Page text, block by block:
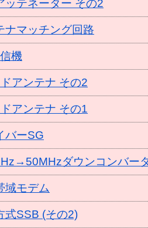
テネーター その2
マッチング回路
機
アンテナ その2
アンテナ その1
ーSG
ダウンコンバー
モデム
SSB (その2)